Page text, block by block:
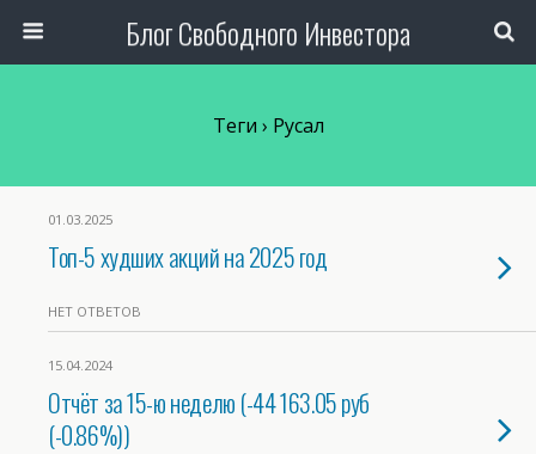
Блог Свободного Инвестора
Теги › Русал
01.03.2025
Топ-5 худших акций на 2025 год
НЕТ ОТВЕТОВ
15.04.2024
Отчёт за 15-ю неделю (-44 163.05 руб
(-0.86%))